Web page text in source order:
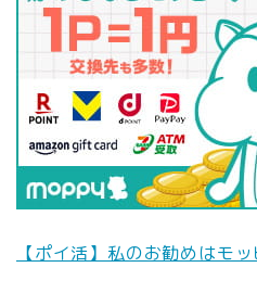
【ポイ活】私のお勧めはモッ